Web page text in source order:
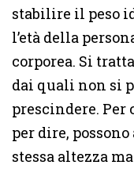
stabilire il peso
l’età della
corporea. Si
dai quali non si
prescindere. Per
per dire, possono
stessa altezza